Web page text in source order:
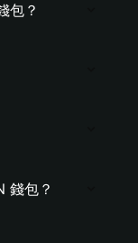
包？
錢包？